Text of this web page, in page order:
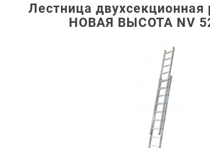
Лестница двухсекционная
НОВАЯ ВЫСОТА NV